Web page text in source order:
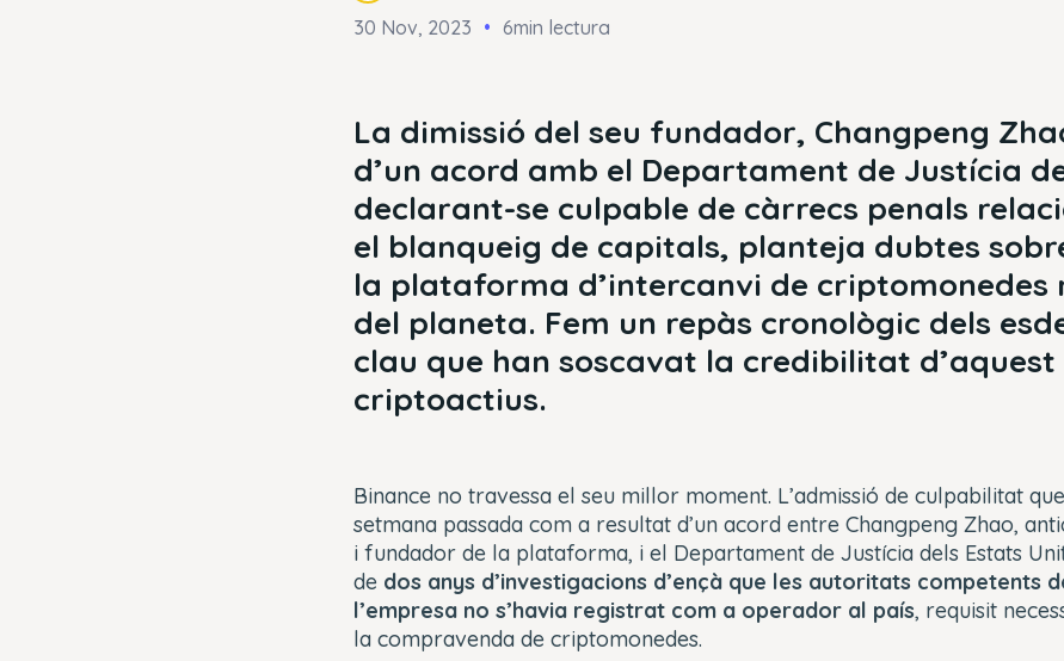
30 Nov, 2023
6min lectura
La dimissió del seu fundador, Changpeng
d’un acord amb el Departament de Justícia
declarant-se culpable de càrrecs penals
el blanqueig de capitals, planteja dubtes
la plataforma d’intercanvi de criptomonedes
del planeta. Fem un repàs cronològic dels
clau que han soscavat la credibilitat
criptoactius.
Binance no travessa el seu millor moment. L’admissió de culpabilitat
setmana passada com a resultat d’un acord entre Changpeng Zhao,
i fundador de la plataforma, i el Departament de Justícia dels Estats
de dos anys d’investigacions d’ençà que les autoritats competents
l’empresa no s’havia registrat com a operador al país, requisit
la compravenda de criptomonedes.